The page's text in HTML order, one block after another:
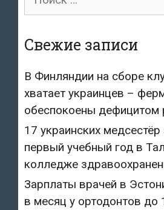
Свежие записи
В Финляндии на сборе
хватает украинцев –
обеспокоены дефицитом
17 украинских
первый учебный год в
колледже
Зарплаты врачей в
в месяц у ортодонтов до